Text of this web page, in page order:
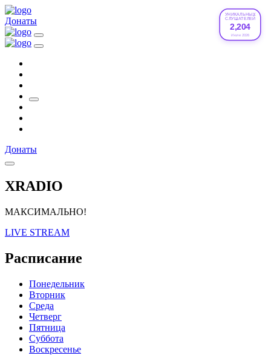
УНИКАЛЬНЫХ
СЛУШАТЕЛЕЙ
2,204
Июле 2026
Донаты
Донаты
XRADIO
МАКСИМАЛЬНО!
LIVE STREAM
Расписание
Понедельник
Вторник
Среда
Четверг
Пятница
Суббота
Воскресенье